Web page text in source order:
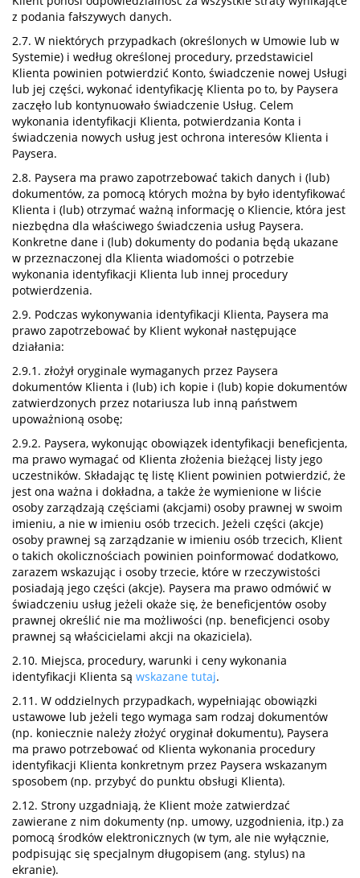
z podania fałszywych danych.
2.7. W niektórych przypadkach (określonych w Umowie lub w
Systemie) i według określonej procedury, przedstawiciel
Klienta powinien potwierdzić Konto, świadczenie nowej Usługi
lub jej części, wykonać identyfikację Klienta po to, by Paysera
zaczęło lub kontynuowało świadczenie Usług. Celem
wykonania identyfikacji Klienta, potwierdzania Konta i
świadczenia nowych usług jest ochrona interesów Klienta i
Paysera.
2.8. Paysera ma prawo zapotrzebować takich danych i (lub)
dokumentów, za pomocą których można by było identyfikować
Klienta i (lub) otrzymać ważną informację o Kliencie, która jest
niezbędna dla właściwego świadczenia usług Paysera.
Konkretne dane i (lub) dokumenty do podania będą ukazane
w przeznaczonej dla Klienta wiadomości o potrzebie
wykonania identyfikacji Klienta lub innej procedury
potwierdzenia.
2.9. Podczas wykonywania identyfikacji Klienta, Paysera ma
prawo zapotrzebować by Klient wykonał następujące
działania:
2.9.1. złożył oryginale wymaganych przez Paysera
dokumentów Klienta i (lub) ich kopie i (lub) kopie dokumentów
zatwierdzonych przez notariusza lub inną państwem
upoważnioną osobę;
2.9.2. Paysera, wykonując obowiązek identyfikacji beneficjenta,
ma prawo wymagać od Klienta złożenia bieżącej listy jego
uczestników. Składając tę listę Klient powinien potwierdzić, że
jest ona ważna i dokładna, a także że wymienione w liście
osoby zarządzają częściami (akcjami) osoby prawnej w swoim
imieniu, a nie w imieniu osób trzecich. Jeżeli części (akcje)
osoby prawnej są zarządzanie w imieniu osób trzecich, Klient
o takich okolicznościach powinien poinformować dodatkowo,
zarazem wskazując i osoby trzecie, które w rzeczywistości
posiadają jego części (akcje). Paysera ma prawo odmówić w
świadczeniu usług jeżeli okaże się, że beneficjentów osoby
prawnej określić nie ma możliwości (np. beneficjenci osoby
prawnej są właścicielami akcji na okaziciela).
2.10. Miejsca, procedury, warunki i ceny wykonania
identyfikacji Klienta są wskazane tutaj.
2.11. W oddzielnych przypadkach, wypełniając obowiązki
ustawowe lub jeżeli tego wymaga sam rodzaj dokumentów
(np. koniecznie należy złożyć oryginał dokumentu), Paysera
ma prawo potrzebować od Klienta wykonania procedury
identyfikacji Klienta konkretnym przez Paysera wskazanym
sposobem (np. przybyć do punktu obsługi Klienta).
2.12. Strony uzgadniają, że Klient może zatwierdzać
zawierane z nim dokumenty (np. umowy, uzgodnienia, itp.) za
pomocą środków elektronicznych (w tym, ale nie wyłącznie,
podpisując się specjalnym długopisem (ang. stylus) na
ekranie).